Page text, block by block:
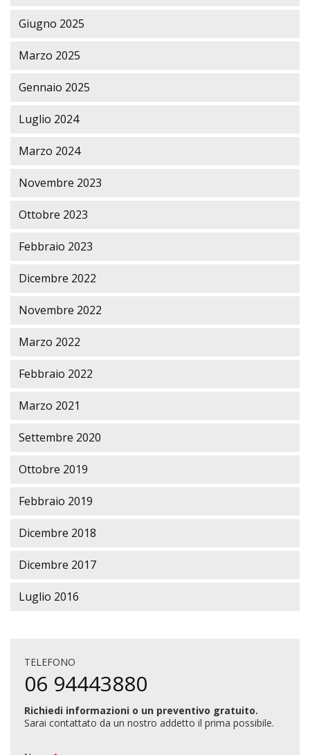
Giugno 2025
Marzo 2025
Gennaio 2025
Luglio 2024
Marzo 2024
Novembre 2023
Ottobre 2023
Febbraio 2023
Dicembre 2022
Novembre 2022
Marzo 2022
Febbraio 2022
Marzo 2021
Settembre 2020
Ottobre 2019
Febbraio 2019
Dicembre 2018
Dicembre 2017
Luglio 2016
TELEFONO
06 94443880
Richiedi informazioni o un preventivo gratuito.
Sarai contattato da un nostro addetto il prima possibile.